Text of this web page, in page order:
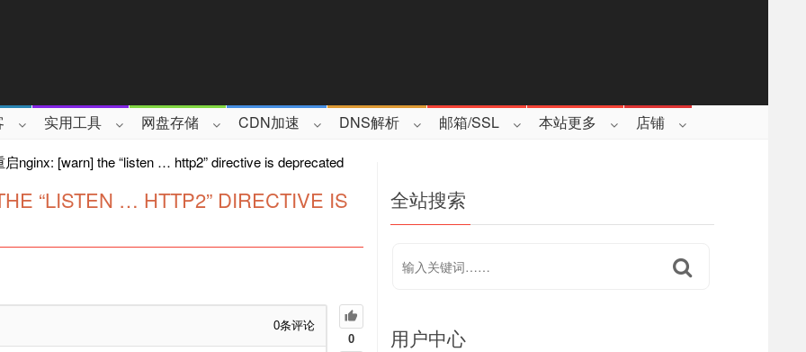
实用工具 网盘存储 CDN加速 DNS解析 邮箱/SSL 本站更多 店铺
nginx: [warn] the “listen … http2” directive is deprecated
“LISTEN … HTTP2” DIRECTIVE IS
0
0条评论
全站搜索
用户中心